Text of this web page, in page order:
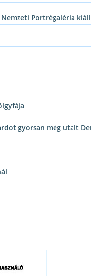
Portrégaléria
gyorsan még utalt